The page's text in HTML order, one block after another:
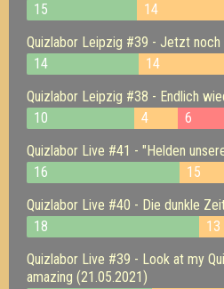
15
14
Quizlabor Leipzig #39 - Jetzt
14
14
Quizlabor Leipzig #38 - Endlich
10
4
6
Quizlabor Live #41 - "Helden
16
15
Quizlabor Live #40 - Die dunkle
18
13
Quizlabor Live #39 - Look at my
amazing (21.05.2021)